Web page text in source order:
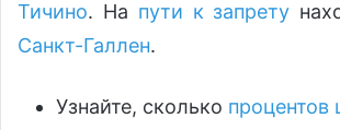
Тичино. На пути к запрету
Санкт-Галлен.
Узнайте, сколько процентов